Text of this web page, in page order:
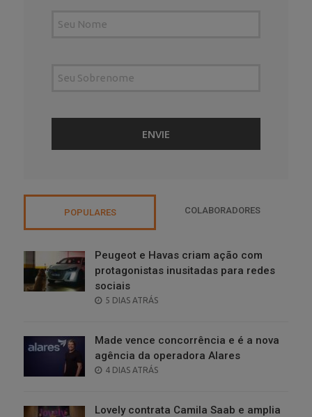
POPULARES COLABORADORES
Peugeot e Havas criam ação com
protagonistas inusitadas para redes
sociais
POSTED
5 DIAS ATRÁS
Made vence concorrência e é a nova
agência da operadora Alares
POSTED
4 DIAS ATRÁS
Lovely contrata Camila Saab e amplia